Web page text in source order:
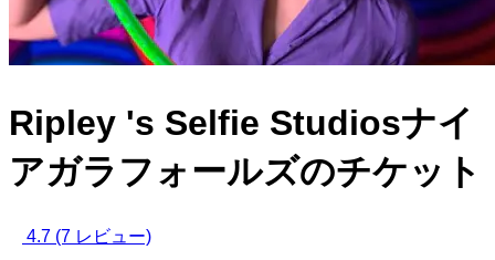
Ripley 's Selfie Studiosナイ
アガラフォールズのチケット
4.7 (7 レビュー)